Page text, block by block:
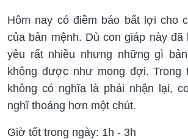
Hôm nay có điềm báo bất lợi cho
của bản mệnh. Dù con giáp này đã
yêu rất nhiều nhưng những gì
không được như mong đợi. Trong
không có nghĩa là phải nhận lại,
nghĩ thoáng hơn một chút.
Giờ tốt trong ngày: 1h - 3h